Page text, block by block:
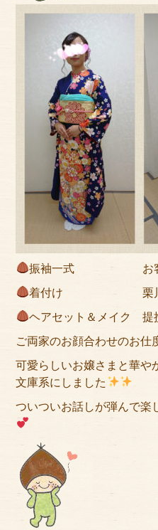
振袖一式 お客さ
着付け 栗川
ヘアセット＆メイク 提
ご両家のお顔合わせのお仕
可愛らしいお嬢さまと華や
文庫系にしました
ついついお話しが弾んで楽